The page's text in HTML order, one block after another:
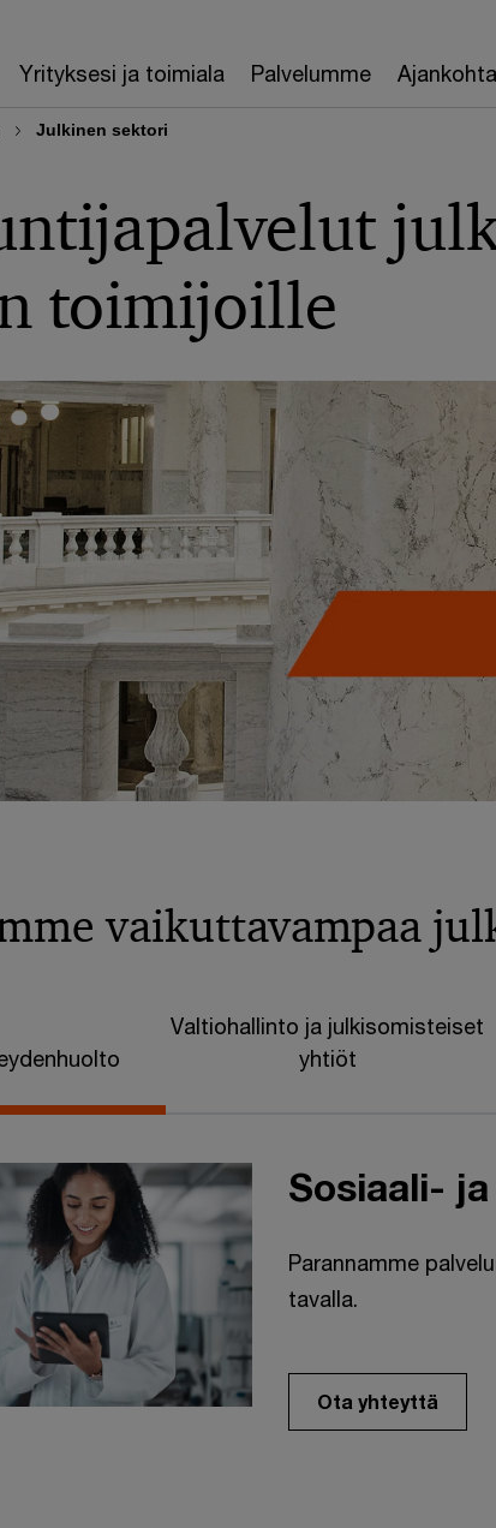
Yrityksesi ja toimiala Palvelumme
Julkinen sektori
toimijoille
vaikuttavampaa
Valtiohallinto ja julkisomisteiset
yhtiöt
Sosiaali-
Parannamme
tavalla.
Ota yhteyttä